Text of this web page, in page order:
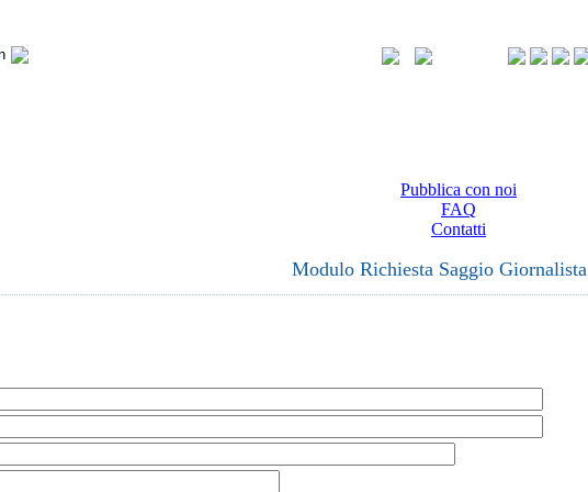
Pubblica con noi
FAQ
Contatti
Modulo Richiesta Saggio Giornalista